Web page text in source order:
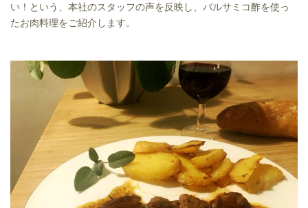
い！という、本社のスタッフの声を反映し、バルサミコ酢を使っ
たお肉料理をご紹介します。